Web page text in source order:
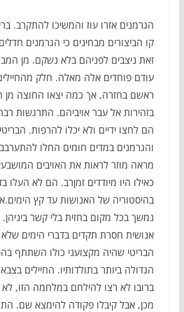
הגרמנים אזרו עוז והמשיכו להתקרב.
קו הביצורים מבחינים כי הגרמנים
זאת ניצבים לפניהם בלא נשקם. מן
עודם פוחדים אלה מאלה. חלק
ראשם בחזרה, אך כמה יצאו החוצה מן
בזהירות אל עבר אויביהם. התרגשות
הם לחצו ידיים ולא יכלו להרפות.
והגרמנים במדים חומים החלו
מראה מוזר לראות את האויבים
כאילו היו מיודדים זמןרב. הם לא
בהיסטוריה של האנושות עד קץ
נמשך בכל מקום בחזית בלי קשר
אנושית חסרת תקדים בדברי הימים
הבריטי שהיה מקצועני כולו השתתף
הגדולה ביותר בתולדותיו. החיילים
ברובו לא רצו להילחם במלחמה הזו,
מכן, אבל קיבלו פקודה להימצא שם.